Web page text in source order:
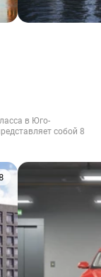
в Юго-
собой 8